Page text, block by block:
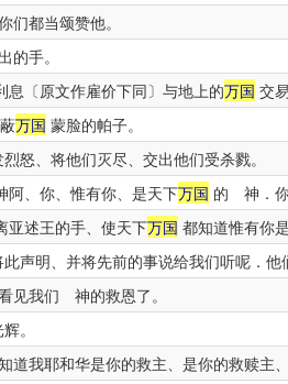
们都当颂赞他。
的手。
〔原文作雇价下同〕与地上的万国 交
万国 蒙脸的帕子。
怒、将他们灭尽、交出他们受杀戮。
、你、惟有你、是天下万国 的 神．你
述王的手、使天下万国 都知道惟有你
声明、并将先前的事说给我们听呢．
见我们 神的救恩了。
。
道我耶和华是你的救主、是你的救赎主